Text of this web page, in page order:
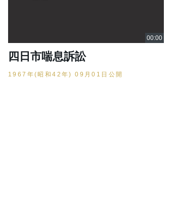
四日市喘息訴訟
1967年(昭和42年) 09月01日公開